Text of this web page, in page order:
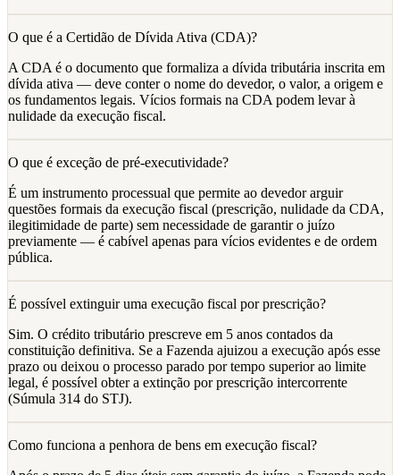
O que é a Certidão de Dívida Ativa (CDA)?
A CDA é o documento que formaliza a dívida tributária inscrita em
dívida ativa — deve conter o nome do devedor, o valor, a origem e
os fundamentos legais. Vícios formais na CDA podem levar à
nulidade da execução fiscal.
O que é exceção de pré-executividade?
É um instrumento processual que permite ao devedor arguir
questões formais da execução fiscal (prescrição, nulidade da CDA,
ilegitimidade de parte) sem necessidade de garantir o juízo
previamente — é cabível apenas para vícios evidentes e de ordem
pública.
É possível extinguir uma execução fiscal por prescrição?
Sim. O crédito tributário prescreve em 5 anos contados da
constituição definitiva. Se a Fazenda ajuizou a execução após esse
prazo ou deixou o processo parado por tempo superior ao limite
legal, é possível obter a extinção por prescrição intercorrente
(Súmula 314 do STJ).
Como funciona a penhora de bens em execução fiscal?